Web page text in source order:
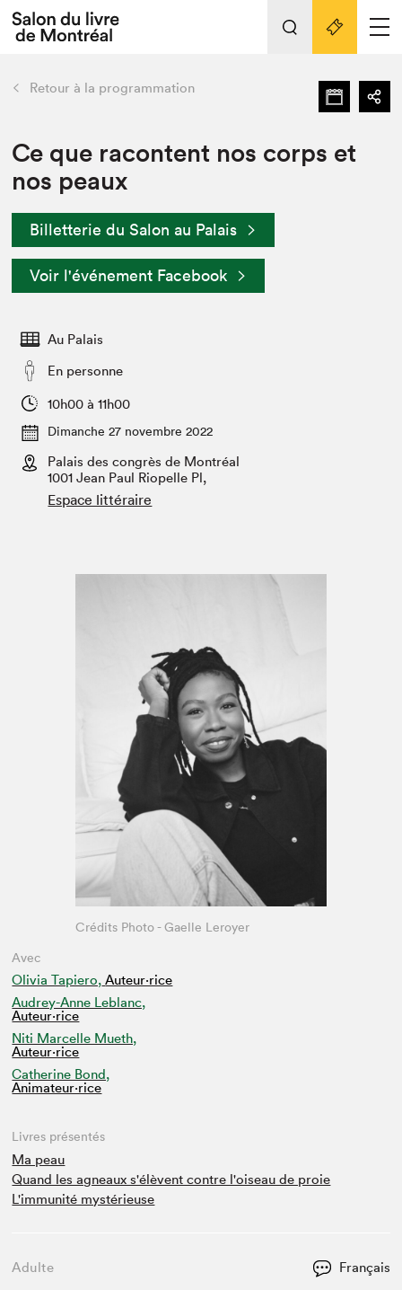
Espace médias
Espace exposant⋅e⋅s
Espace enseignant·e·s
Espace pro
Tout sur l'édition 2022
Actualités
Vidéos et Balados
Club de lecture Braindate
retour Nos activités
Édition 2022
Planifier sa visite
Nous connaître
Projets partenaires 2022
Archives
Liens pratiques
Retour à la programmation
Ce que racontent nos corps et
nos peaux
Billetterie du Salon au Palais
Voir l'événement Facebook
Au Palais
En personne
10h00 à 11h00
Dimanche 27 novembre 2022
Palais des congrès de Montréal
1001 Jean Paul Riopelle Pl,
Espace littéraire
Avec
Olivia Tapiero, Auteur·rice
Audrey-Anne Leblanc,
Auteur·rice
Niti Marcelle Mueth,
Auteur·rice
Catherine Bond,
Animateur⋅rice
Crédits Photo - Gaelle Leroyer
Livres présentés
Ma peau
Quand les agneaux s'élèvent contre l'oiseau de proie
L'immunité mystérieuse
Adulte Français